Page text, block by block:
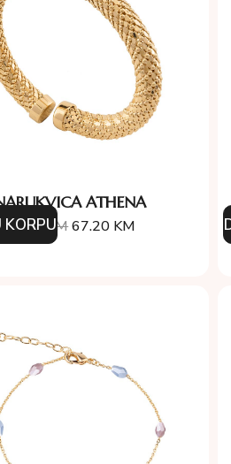
ATHENA
96.00KM67.20 KM
KORPU